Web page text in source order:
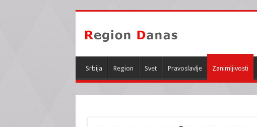
Srbija Region Svet Pravoslavlje Zanimljivosti